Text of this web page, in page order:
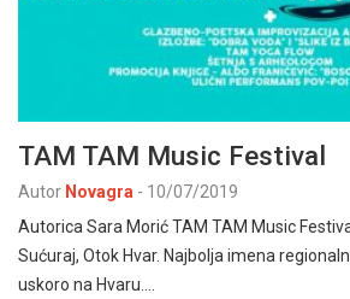
TAM TAM Music Festival
Autor Novagra - 10/07/2019
Autorica Sara Morić TAM TAM Music
Sućuraj, Otok Hvar. Najbolja imena
uskoro na Hvaru.…